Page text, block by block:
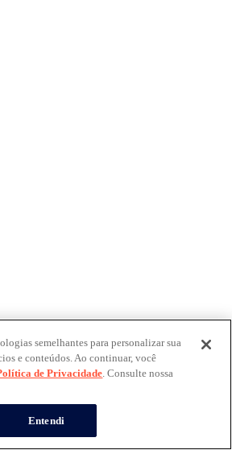
semelhantes para personalizar sua
e conteúdos. Ao continuar, você
de Privacidade. Consulte nossa
Entendi